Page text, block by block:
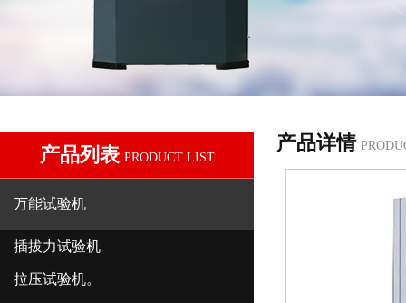
产品列表 PRODUCT LIST
万能试验机
插拔力试验机
拉压试验机。
产品详情